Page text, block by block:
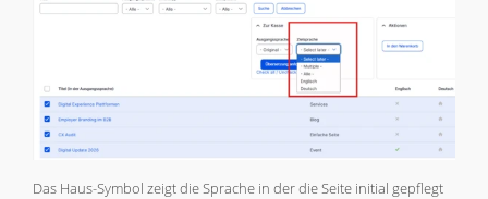
Das Haus-Symbol zeigt die Sprache in der die Seite initial gepflegt